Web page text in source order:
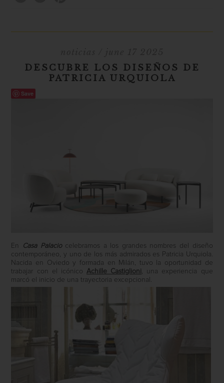
DESCUBRE LOS DISEÑOS DE
PATRICIA URQUIOLA
Save
En Casa Palaciocelebramos a los grandes nombres del diseño
contemporáneo, y uno de los más admirados es Patricia Urquiola.
Nacida en Oviedo y formada en Milán, tuvo la oportunidad de
trabajar con el icónico Achille Castiglioni , una experiencia que
marcó el inicio de una trayectoria excepcional.